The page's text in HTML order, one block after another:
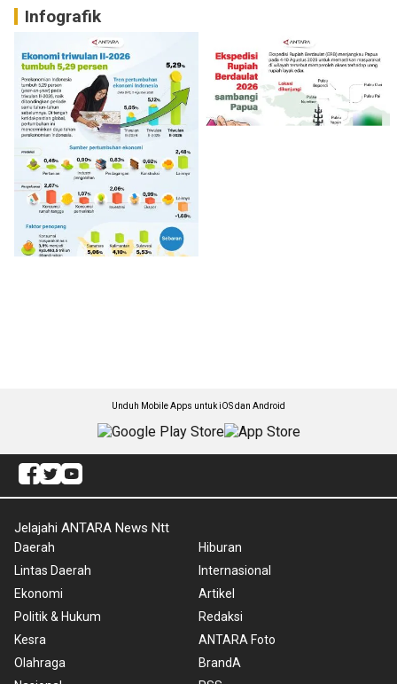
Infografik
Unduh Mobile Apps untuk iOS dan Android
Jelajahi ANTARA News Ntt
Daerah
Lintas Daerah
Ekonomi
Politik & Hukum
Kesra
Olahraga
Hiburan
Internasional
Artikel
Redaksi
ANTARA Foto
BrandA